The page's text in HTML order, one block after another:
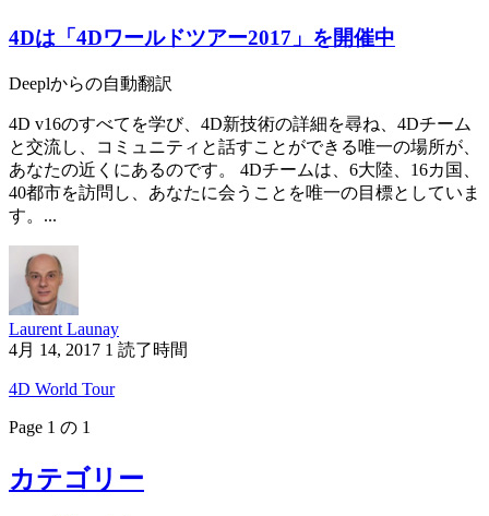
4Dは「4Dワールドツアー2017」を開催中
Deeplからの自動翻訳
4D v16のすべてを学び、4D新技術の詳細を尋ね、4Dチーム
と交流し、コミュニティと話すことができる唯一の場所が、
あなたの近くにあるのです。 4Dチームは、6大陸、16カ国、
40都市を訪問し、あなたに会うことを唯一の目標としていま
す。...
Laurent Launay
4月 14, 2017 1 読了時間
4D World Tour
Page 1 の 1
カテゴリー